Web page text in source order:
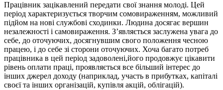
Працівник зацікавлений передати свої знання молоді. Цей
період характеризується творчим сомовираженням, можливий
підйом на нові службові сходинки. Людина досягає вершин
незалежності і самовираження. З’являється заслужена увага до
себе, до оточуючих, досягнувшим свого положення чесною
працею, і до себе зі сторони оточуючих. Хоча багато потреб
працівника в цей період задоволені,його продовжує цікавити
рівень оплати праці, проявляється все більший інтерес до
інших джерел доходу (наприклад, участь в прибутках, капіталі
своєї та інших організацій, купівля акцій, облігацій).